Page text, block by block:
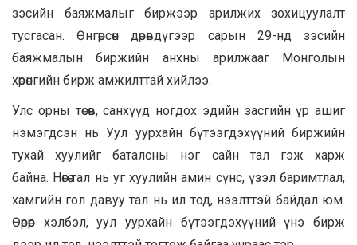
зэсийн баяжмалыг биржээр арилжих зохицуулалт
тусгасан. Өнгөрсөн дөрөвдүгээр сарын 29-нд зэсийн
баяжмалын биржийн анхны арилжааг Монголын
хөрөнгийн бирж амжилттай хийлээ.
Улс орны төсөв, санхүүд ногдох эдийн засгийн үр ашиг
нэмэгдсэн нь Уул уурхайн бүтээгдэхүүний биржийн
тухай хуулийг баталсны нэг сайн тал гэж харж
байна. Нөгөө тал нь уг хуулийн амин сүнс, үзэл баримтлал,
хамгийн гол давуу тал нь ил тод, нээлттэй байдал юм.
Өөрөөр хэлбэл, уул уурхайн бүтээгдэхүүний үнэ бирж